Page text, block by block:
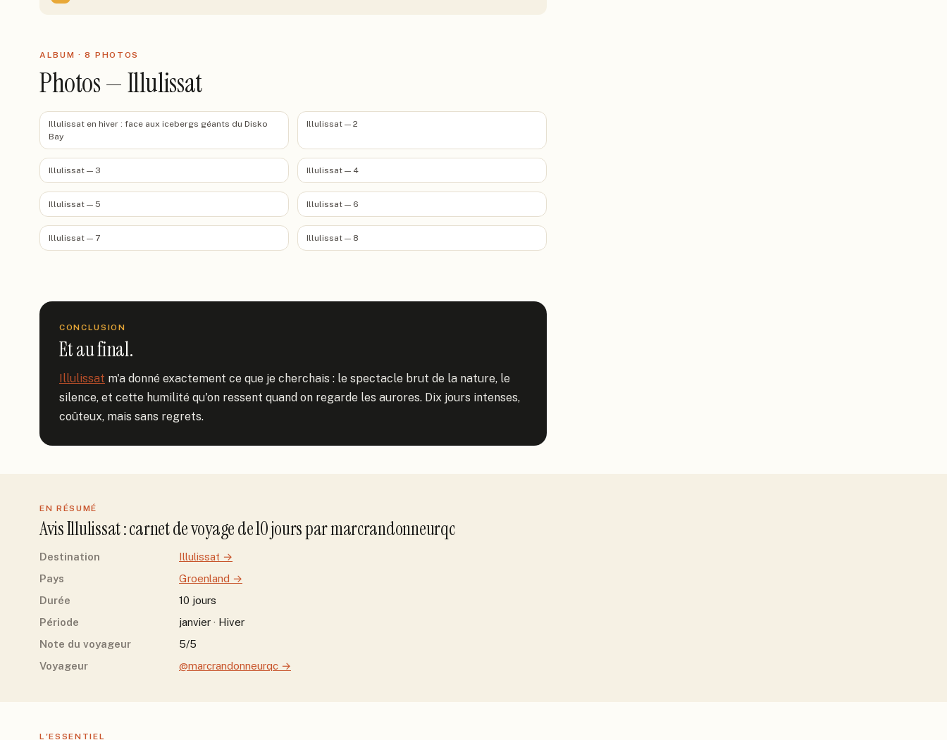
ALBUM ·8 PHOTOS
Photos — Illulissat
Illulissat en hiver : face aux icebergs géants du Disko
Bay
Illulissat — 2
Illulissat — 3 Illulissat — 4
Illulissat — 5 Illulissat — 6
Illulissat — 7 Illulissat — 8
CONCLUSION
Et au final.
Illulissat m'a donné exactement ce que je cherchais : le spectacle brut de la nature, le
silence, et cette humilité qu'on ressent quand on regarde les aurores. Dix jours intenses,
coûteux, mais sans regrets.
EN RÉSUMÉ
AvisIllulissat: carnet de voyage de10joursparmarcrandonneurqc
Destination Illulissat →
Pays
Groenland →
Durée
10 jours
Période
janvier · Hiver
Note du voyageur
5/5
Voyageur
@marcrandonneurqc →
L'ESSENTIEL